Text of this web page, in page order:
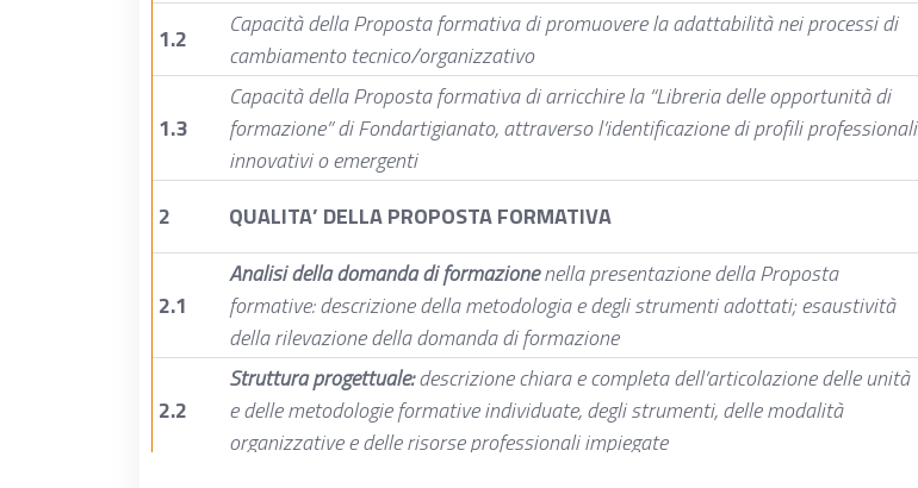
1.2
Capacità della Proposta formativa di promuovere la adattabilità nei processi di
cambiamento tecnico/organizzativo
1.3
Capacità della Proposta formativa di arricchire la “Libreria delle opportunità di
formazione” di Fondartigianato, attraverso l’identificazione di profili professionali
innovativi o emergenti
2 QUALITA’ DELLA PROPOSTA FORMATIVA
2.1
Analisi della domanda di formazionenella presentazione della Proposta
formative: descrizione della metodologia e degli strumenti adottati; esaustività
della rilevazione della domanda di formazione
2.2
Struttura progettuale:descrizione chiara e completa dell’articolazione delle unità
e delle metodologie formative individuate, degli strumenti, delle modalità
organizzative e delle risorse professionali impiegate